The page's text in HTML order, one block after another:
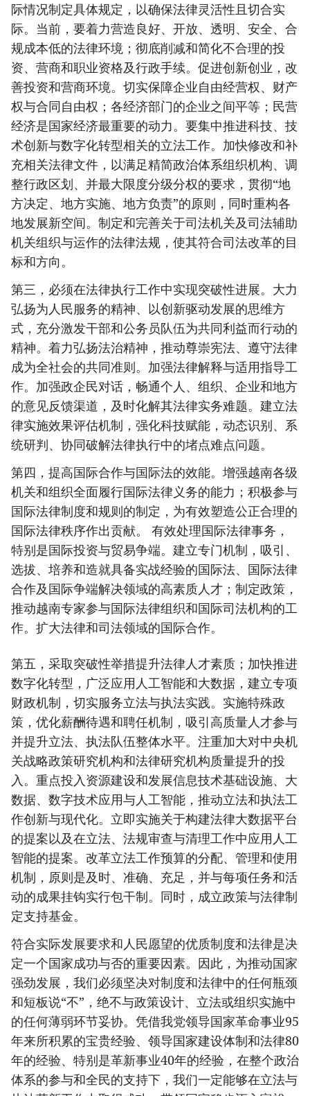
际情况制定具体规定，以确保法律灵活性且切合实
际。当前，要着力营造良好、开放、透明、安全、合
规成本低的法律环境；彻底削减和简化不合理的投
资、营商和职业资格及行政手续。促进创新创业，改
善投资和营商环境。切实保障企业自由经营权、财产
权与合同自由权；各经济部门的企业之间平等；民营
经济是国家经济最重要的动力。要集中推进科技、技
术创新与数字化转型相关的立法工作。加快修改和补
充相关法律文件，以满足精简政治体系组织机构、调
整行政区划、并最大限度分级分权的要求，贯彻“地
方决定、地方实施、地方负责”的原则，同时重构各
地发展新空间。制定和完善关于司法机关及司法辅助
机关组织与运作的法律法规，使其符合司法改革的目
标和方向。
第三，必须在法律执行工作中实现突破性进展。大力
弘扬为人民服务的精神、以创新驱动发展的思维方
式，充分激发干部和公务员队伍为共同利益而行动的
精神。着力弘扬法治精神，推动尊崇宪法、遵守法律
成为全社会的共同准则。加强法律解释与适用指导工
作。加强政企民对话，畅通个人、组织、企业和地方
的意见反馈渠道，及时化解其法律实务难题。建立法
律实施效果评估机制，强化科技赋能，动态识别、系
统研判、协同破解法律执行中的堵点难点问题。
第四，提高国际合作与国际法的效能。增强越南各级
机关和组织全面履行国际法律义务的能力；积极参与
国际法律制度和规则的制定，为有效塑造公正合理的
国际法律秩序作出贡献。 有效处理国际法律事务，
特别是国际投资与贸易争端。建立专门机制，吸引、
选拔、培养和造就具备实战经验的国际法、国际法律
合作及国际争端解决领域的高素质人才；制定政策，
推动越南专家参与国际法律组织和国际司法机构的工
作。扩大法律和司法领域的国际合作。
第五，采取突破性举措提升法律人才素质；加快推进
数字化转型，广泛应用人工智能和大数据，建立专项
财政机制，切实服务立法与执法实践。实施特殊政
策，优化薪酬待遇和聘任机制，吸引高质量人才参与
并提升立法、执法队伍整体水平。注重加大对中央机
关战略政策研究机构和法律研究机构质量提升的投
入。重点投入资源建设和发展信息技术基础设施、大
数据、数字技术应用与人工智能，推动立法和执法工
作创新与现代化。立即实施关于构建法律大数据平台
的提案以及在立法、法规审查与清理工作中应用人工
智能的提案。改革立法工作预算的分配、管理和使用
机制，原则是及时、准确、充足，并与每项任务和活
动的成果挂钩实行包干制。同时，成立政策与法律制
定支持基金。
符合实际发展要求和人民愿望的优质制度和法律是决
定一个国家成功与否的重要因素。因此，为推动国家
强劲发展，我们必须坚决对制度和法律中的任何瓶颈
和短板说“不”，绝不与政策设计、立法或组织实施中
的任何薄弱环节妥协。凭借我党领导国家革命事业95
年来所积累的宝贵经验、领导国家建设体制和法律80
年的经验、特别是革新事业40年的经验，在整个政治
体系的参与和全民的支持下，我们一定能够在立法与